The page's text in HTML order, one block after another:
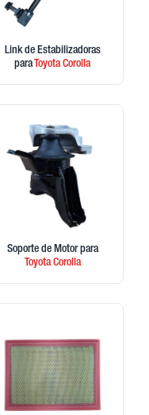
Link de Estabilizadoras
para ToyotaCorolla
Soporte de Motor para
ToyotaCorolla